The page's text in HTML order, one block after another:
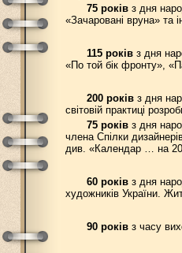
75 роківз дня
«Зачаровані вруна» та
115 роківз дня
«По той бік фронту»,
200 роківз дня
світовій практиці
75 роківз дня
члена Спілки
див. «Календар … на
60 роківз дня
художників України.
90 роківз часу